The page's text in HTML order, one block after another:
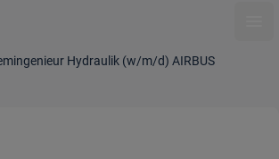
Hydraulik (w/m/d) AIRBUS